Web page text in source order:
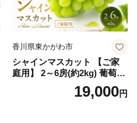
香川県東かがわ市
シャインマスカット 【ご家
庭用】 2～6房(約2kg) 葡萄 ぶ
どう ブドウ フルーツ 果物 く
だもの 果実 旬の果物 旬のフ
19,000円